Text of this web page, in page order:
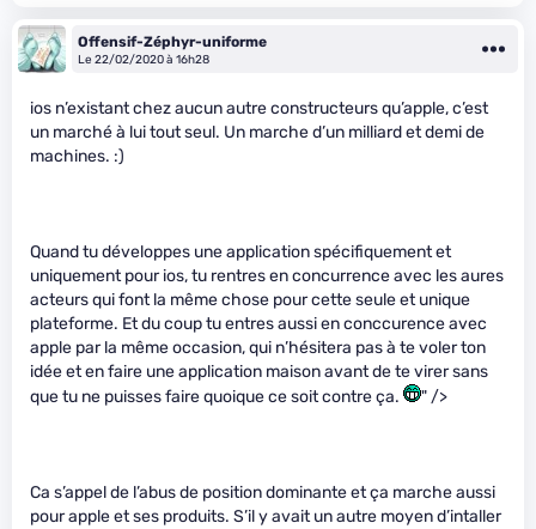
Offensif-Zéphyr-uniforme
Le 22/02/2020 à 16h28
ios n’existant chez aucun autre constructeurs qu’apple, c’est
un marché à lui tout seul. Un marche d’un milliard et demi de
machines. :)
Quand tu développes une application spécifiquement et
uniquement pour ios, tu rentres en concurrence avec les aures
acteurs qui font la même chose pour cette seule et unique
plateforme. Et du coup tu entres aussi en conccurence avec
apple par la même occasion, qui n’hésitera pas à te voler ton
idée et en faire une application maison avant de te virer sans
que tu ne puisses faire quoique ce soit contre ça.
" />
Ca s’appel de l’abus de position dominante et ça marche aussi
pour apple et ses produits. S’il y avait un autre moyen d’intaller